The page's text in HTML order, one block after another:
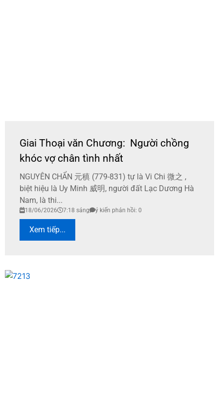
Giai Thoại văn Chương: Người chồng
khóc vợ chân tình nhất
NGUYÊN CHẨN 元稹 (779-831) tự là Vi Chi 微之 ,
biệt hiệu là Uy Minh 威明, người đất Lạc Dương Hà
Nam, là thi...
18/06/2026 7:18 sáng ý kiến phản hồi: 0
Xem tiếp...